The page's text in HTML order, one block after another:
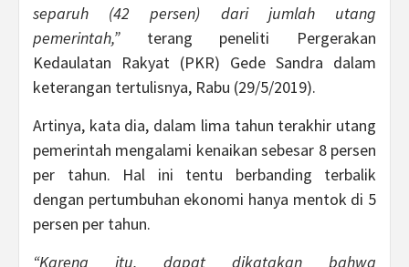
separuh (42 persen) dari jumlah utang
pemerintah,”terang peneliti Pergerakan
Kedaulatan Rakyat (PKR) Gede Sandra dalam
keterangan tertulisnya, Rabu (29/5/2019).
Artinya, kata dia, dalam lima tahun terakhir utang
pemerintah mengalami kenaikan sebesar 8 persen
per tahun. Hal ini tentu berbanding terbalik
dengan pertumbuhan ekonomi hanya mentok di 5
persen per tahun.
“Karena itu, dapat dikatakan bahwa